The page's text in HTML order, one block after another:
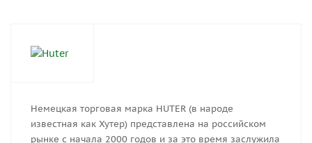
Немецкая торговая марка HUTER (в народе
известная как Хутер) представлена на российском
рынке с начала 2000 годов и за это время заслужила